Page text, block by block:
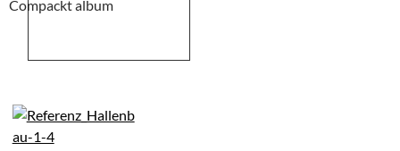
Compackt album